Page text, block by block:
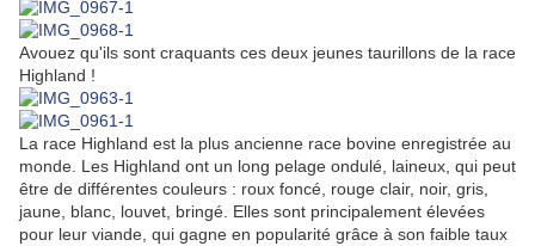
Avouez qu'ils sont craquants ces deux jeunes taurillons de la race
Highland !
La race Highland est la plus ancienne race bovine enregistrée au
monde. Les Highland ont un long pelage ondulé, laineux, qui peut
être de différentes couleurs : roux foncé, rouge clair, noir, gris,
jaune, blanc, louvet, bringé. Elles sont principalement élevées
pour leur viande, qui gagne en popularité grâce à son faible taux